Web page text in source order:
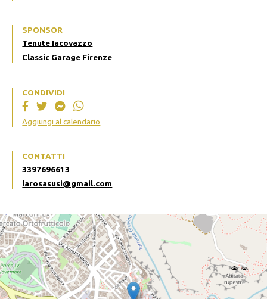
SPONSOR
Tenute Iacovazzo
Classic Garage Firenze
CONDIVIDI
Aggiungi al calendario
CONTATTI
3397696613
larosasusi@gmail.com